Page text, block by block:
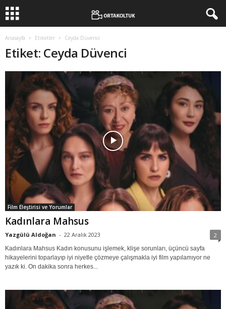
Anasayfa Etiketler Ceyda Düvenci
Etiket: Ceyda Düvenci
Film Eleştirisi ve Yorumlar
Kadınlara Mahsus
Yazgülü Aldoğan - 22 Aralık 2023 2
Kadınlara Mahsus Kadın konusunu işlemek, klişe sorunları, üçüncü sayfa
hikayelerini toparlayıp iyi niyetle çözmeye çalışmakla iyi film yapılamıyor ne
yazık ki. On dakika sonra herkes...